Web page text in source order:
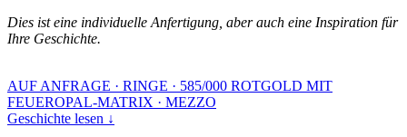
Dies ist eine individuelle Anfertigung, aber auch eine Inspiration für
Ihre Geschichte.
AUF ANFRAGE · RINGE · 585/000 ROTGOLD MIT
FEUEROPAL-MATRIX · MEZZO
Geschichte lesen ↓